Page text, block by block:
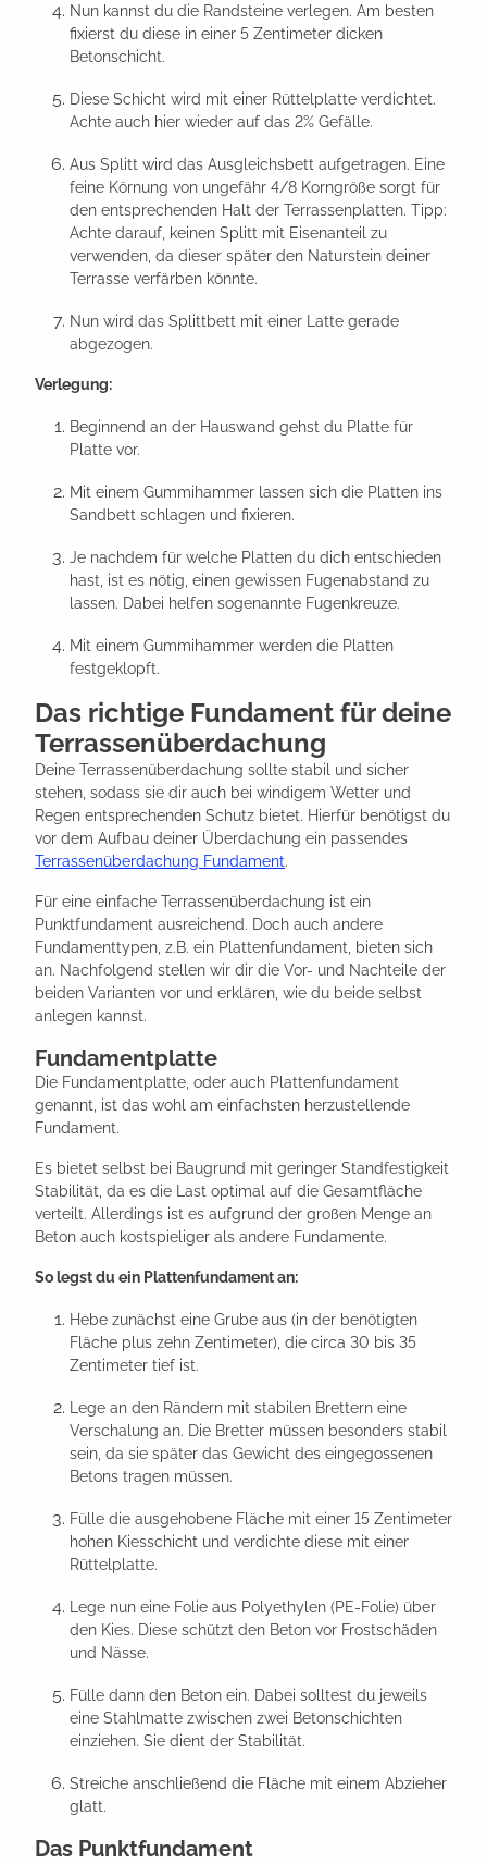
Nun kannst du die Randsteine verlegen. Am besten
fixierst du diese in einer 5 Zentimeter dicken
Betonschicht.
Diese Schicht wird mit einer Rüttelplatte verdichtet.
Achte auch hier wieder auf das 2% Gefälle.
Aus Splitt wird das Ausgleichsbett aufgetragen. Eine
feine Körnung von ungefähr 4/8 Korngröße sorgt für
den entsprechenden Halt der Terrassenplatten. Tipp:
Achte darauf, keinen Splitt mit Eisenanteil zu
verwenden, da dieser später den Naturstein deiner
Terrasse verfärben könnte.
Nun wird das Splittbett mit einer Latte gerade
abgezogen.
Verlegung:
Beginnend an der Hauswand gehst du Platte für
Platte vor.
Mit einem Gummihammer lassen sich die Platten ins
Sandbett schlagen und fixieren.
Je nachdem für welche Platten du dich entschieden
hast, ist es nötig, einen gewissen Fugenabstand zu
lassen. Dabei helfen sogenannte Fugenkreuze.
Mit einem Gummihammer werden die Platten
festgeklopft.
Das richtige Fundament für deine
Terrassenüberdachung
Deine Terrassenüberdachung sollte stabil und sicher
stehen, sodass sie dir auch bei windigem Wetter und
Regen entsprechenden Schutz bietet. Hierfür benötigst du
vor dem Aufbau deiner Überdachung ein passendes
Terrassenüberdachung Fundament.
Für eine einfache Terrassenüberdachung ist ein
Punktfundament ausreichend. Doch auch andere
Fundamenttypen, z.B. ein Plattenfundament, bieten sich
an. Nachfolgend stellen wir dir die Vor- und Nachteile der
beiden Varianten vor und erklären, wie du beide selbst
anlegen kannst.
Fundamentplatte
Die Fundamentplatte, oder auch Plattenfundament
genannt, ist das wohl am einfachsten herzustellende
Fundament.
Es bietet selbst bei Baugrund mit geringer Standfestigkeit
Stabilität, da es die Last optimal auf die Gesamtfläche
verteilt. Allerdings ist es aufgrund der großen Menge an
Beton auch kostspieliger als andere Fundamente.
So legst du ein Plattenfundament an:
Hebe zunächst eine Grube aus (in der benötigten
Fläche plus zehn Zentimeter), die circa 30 bis 35
Zentimeter tief ist.
Lege an den Rändern mit stabilen Brettern eine
Verschalung an. Die Bretter müssen besonders stabil
sein, da sie später das Gewicht des eingegossenen
Betons tragen müssen.
Fülle die ausgehobene Fläche mit einer 15 Zentimeter
hohen Kiesschicht und verdichte diese mit einer
Rüttelplatte.
Lege nun eine Folie aus Polyethylen (PE-Folie) über
den Kies. Diese schützt den Beton vor Frostschäden
und Nässe.
Fülle dann den Beton ein. Dabei solltest du jeweils
eine Stahlmatte zwischen zwei Betonschichten
einziehen. Sie dient der Stabilität.
Streiche anschließend die Fläche mit einem Abzieher
glatt.
Das Punktfundament